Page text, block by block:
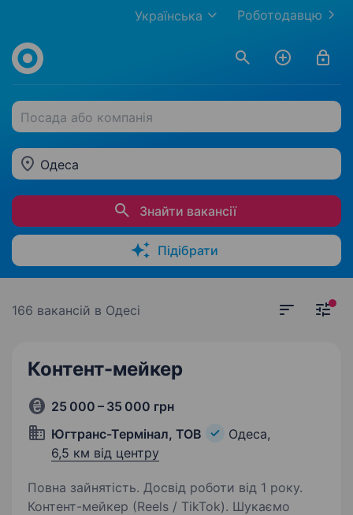
Роботодавцю
Українська
Посада або компанія
Одеса
Знайти вакансії
Підібрати
166 вакансій в Одесі
Контент-мейкер
25 000 – 35 000 грн
Югтранс-Термінал, ТОВ
Одеса,
6,5 км від центру
Повна зайнятість. Досвід роботи від 1 року.
Контент-мейкер (Reels / TikTok). Шукаємо